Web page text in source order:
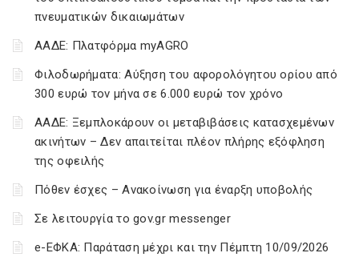
πνευματικών δικαιωμάτων
ΑΑΔΕ: Πλατφόρμα myAGRO
Φιλοδωρήματα: Αύξηση του αφορολόγητου ορίου από
300 ευρώ τον μήνα σε 6.000 ευρώ τον χρόνο
ΑΑΔΕ: Ξεμπλοκάρουν οι μεταβιβάσεις κατασχεμένων
ακινήτων – Δεν απαιτείται πλέον πλήρης εξόφληση
της οφειλής
Πόθεν έσχες – Ανακοίνωση για έναρξη υποβολής
Σε λειτουργία το gov.gr messenger
e-ΕΦΚΑ: Παράταση μέχρι και την Πέμπτη 10/09/2026